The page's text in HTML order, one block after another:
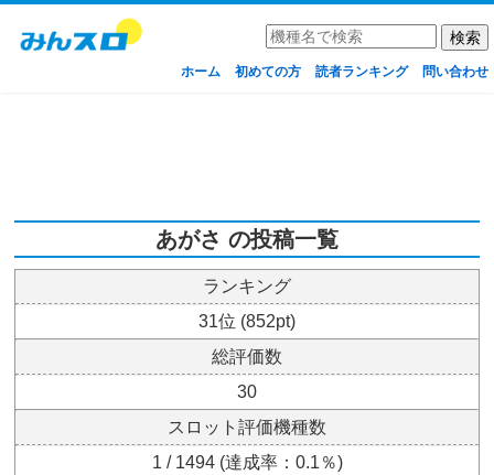
ホーム 初めての方 読者ランキング 問い合わせ
あがさ の投稿一覧
ランキング
31位 (852pt)
総評価数
30
スロット評価機種数
1 / 1494 (達成率：0.1％)